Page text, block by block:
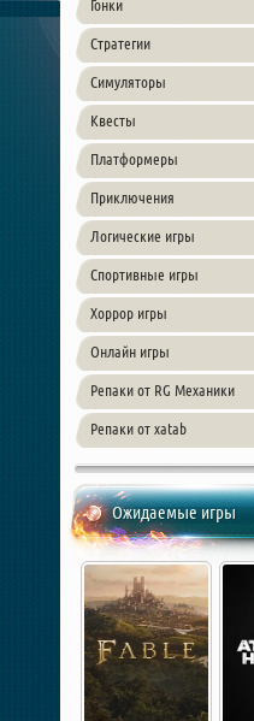
Гонки
Стратегии
Симуляторы
Квесты
Платформеры
Приключения
Логические игры
Спортивные игры
Хоррор игры
Онлайн игры
Репаки от RG Механики
Репаки от xatab
Ожидаемые игры